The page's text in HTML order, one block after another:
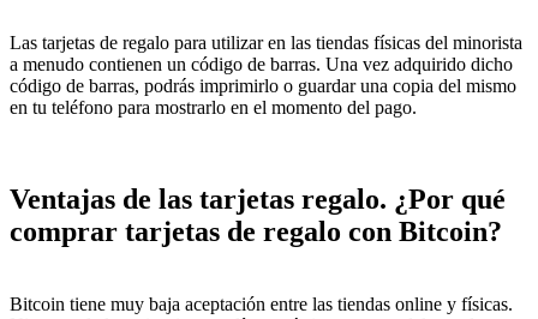
Las tarjetas de regalo para utilizar en las tiendas físicas del minorista
a menudo contienen un código de barras. Una vez adquirido dicho
código de barras, podrás imprimirlo o guardar una copia del mismo
en tu teléfono para mostrarlo en el momento del pago.
Ventajas de las tarjetas regalo. ¿Por qué
comprar tarjetas de regalo con Bitcoin?
Bitcoin tiene muy baja aceptación entre las tiendas online y físicas.